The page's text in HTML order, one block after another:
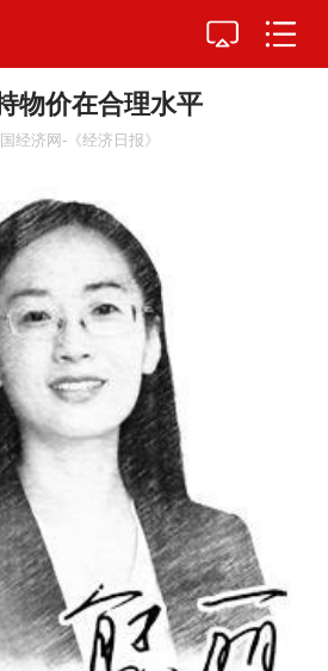
物价在合理水平
经济网-《经济日报》